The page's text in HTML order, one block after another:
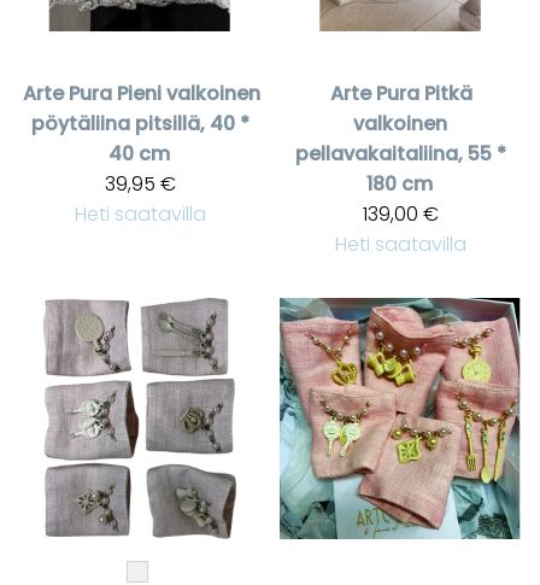
Arte Pura Pieni valkoinen
pöytäliina pitsillä, 40 *
40 cm
39,95 €
Heti saatavilla
Arte Pura Pitkä
valkoinen
pellavakaitaliina, 55 *
180 cm
139,00 €
Heti saatavilla